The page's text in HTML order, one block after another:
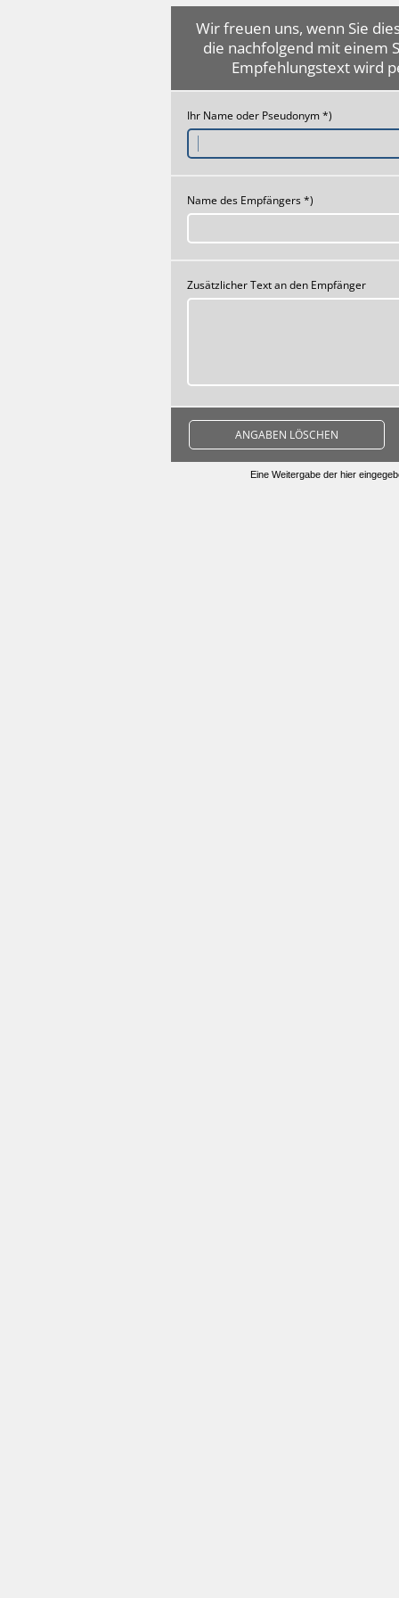
Wir freuen uns, wenn Sie
die nachfolgend mit einem
Empfehlungstext wird
Ihr Name oder Pseudonym *)
Name des Empfängers *)
Zusätzlicher Text an den Empfänger
ANGABEN LÖSCHEN
Eine Weitergabe der hier